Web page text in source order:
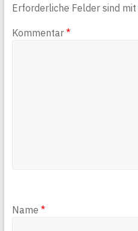
Erforderliche Felder sind mit
Kommentar *
Name *